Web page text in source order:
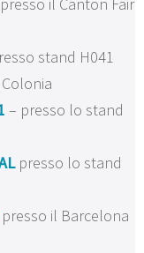
stand H041
– presso lo stand
presso lo stand
presso il Barcelona